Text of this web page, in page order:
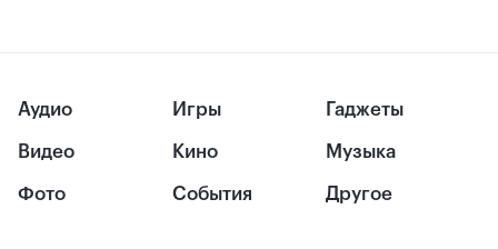
Аудио
Видео
Фото
Игры
Кино
События
Гаджеты
Музыка
Другое